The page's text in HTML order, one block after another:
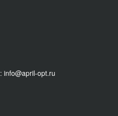
info@april-opt.ru